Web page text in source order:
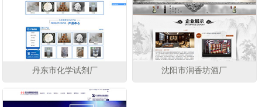
丹东市化学试剂厂 沈阳市润香坊酒厂